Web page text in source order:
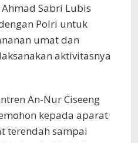
Sabri Lubis
Polri untuk
umat dan
aktivitasnya
An-Nur Ciseeng
kepada aparat
terendah sampai